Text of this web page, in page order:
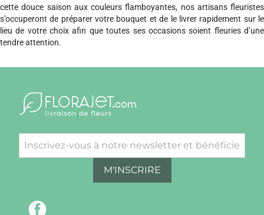
cette douce saison aux couleurs flamboyantes, nos artisans fleuristes
s’occuperont de préparer votre bouquet et de le livrer rapidement sur le
lieu de votre choix afin que toutes ses occasions soient fleuries d’une
tendre attention.
M'INSCRIRE